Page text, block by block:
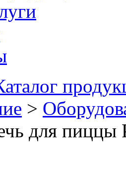
>
для пиццы